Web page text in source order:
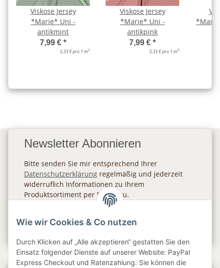
Viskose Jersey
*Marie* Uni -
antikmint
7,99 € *
5,33 € pro 1 m2
Viskose Jersey
*Marie* Uni -
antikpink
7,99 € *
5,33 € pro 1 m2
Newsletter Abonnieren
Bitte senden Sie mir entsprechend Ihrer
Datenschutzerklärung regelmäßig und jederzeit
widerruflich Informationen zu Ihrem
Produktsortiment per E-Mail zu.
Wie wir Cookies & Co nutzen
Durch Klicken auf „Alle akzeptieren“ gestatten Sie den
Einsatz folgender Dienste auf unserer Website: PayPal
Express Checkout und Ratenzahlung. Sie können die